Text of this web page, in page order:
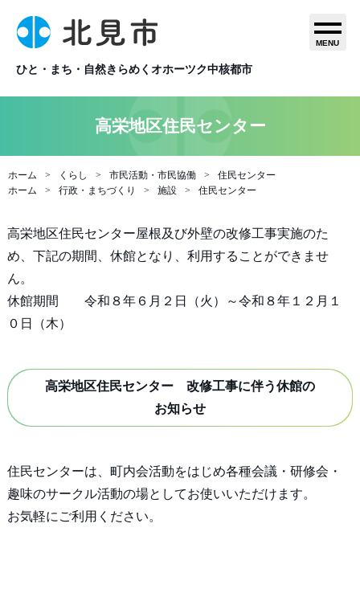
ひと・まち・自然きらめくオホーツク中核都市
MENU
高栄地区住民センター
ホーム くらし 市民活動・市民協働
住民センター
ホーム
行政・まちづくり 施設 住民センター
高栄地区住民センター屋根及び外壁の改修工事実施のた
め、下記の期間、休館となり、利用することができませ
ん。
休館期間 令和８年６月２日（火）～令和８年１２月１
０日（木）
高栄地区住民センター 改修工事に伴う休館の
お知らせ
住民センターは、町内会活動をはじめ各種会議・研修会・
趣味のサークル活動の場としてお使いいただけます。
お気軽にご利用ください。